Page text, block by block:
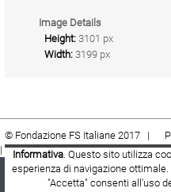
Image Details
Height: 3101 px
Width: 3199 px
© Fondazione FS Italiane 2017 |
|Cookie|Termini e condizioni
Informativa. Questo sito utilizza
esperienza di navigazione
"Accetta" consenti all'uso
Fondazione FS Italiane